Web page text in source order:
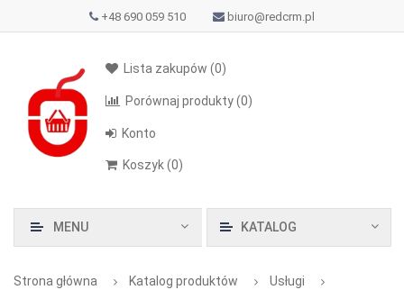
+48 690 059 510 biuro@redcrm.pl
Lista zakupów (0)
Porównaj produkty(0)
Konto
Koszyk(0)
KATALOG
MENU
Strona główna Katalog produktów
Usługi